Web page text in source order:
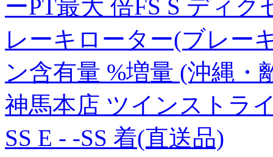
ーPT最大 倍FS S ディ
レーキローター(ブレー
ン含有量 %増量 (沖縄・
神馬本店 ツインストラ
SS E - -SS 着(直送品)